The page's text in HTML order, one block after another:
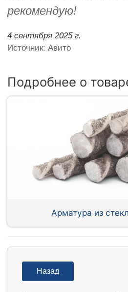
рекомендую!
4 сентября 2025 г.
Источник: Авито
Подробнее о
Арматура из
Назад